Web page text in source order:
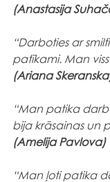
(Anastasija
“Darboties ar
patīkami. Man
(Ariana
“Man patika
bija krāsainas un
(Amelija Pavlova)
“Man ļoti patika